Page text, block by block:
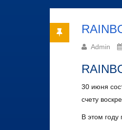
Admin
30 июня
счету
В этом году